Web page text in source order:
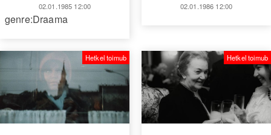
02.01.1985 12:00
genre:Draama
02.01.1986 12:00
Hetkel toimub Hetkel toimub